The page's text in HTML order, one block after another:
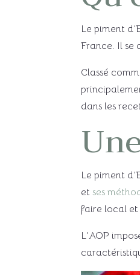
Le piment
France. Il se
Classé
dans les
Le piment
et ses
faire local et
L’AOP